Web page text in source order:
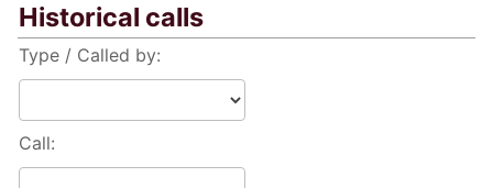
Historical calls
Type / Called by:
Call: